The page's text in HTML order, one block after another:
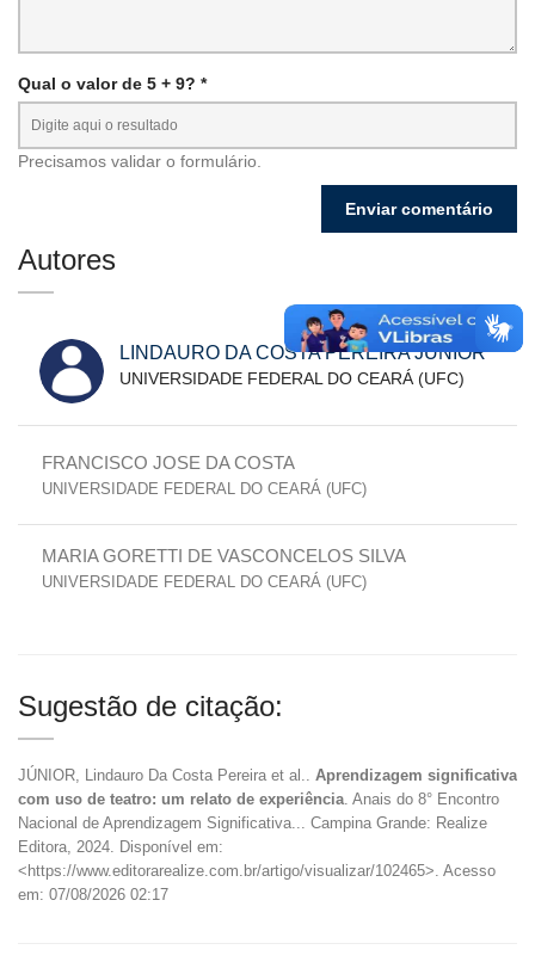
Qual o valor de 5 + 9? *
Precisamos validar o formulário.
Autores
LINDAURO DA COSTA PEREIRA JÚNIOR
UNIVERSIDADE FEDERAL DO CEARÁ (UFC)
FRANCISCO JOSE DA COSTA
UNIVERSIDADE FEDERAL DO CEARÁ (UFC)
MARIA GORETTI DE VASCONCELOS SILVA
UNIVERSIDADE FEDERAL DO CEARÁ (UFC)
Sugestão de citação:
JÚNIOR, Lindauro Da Costa Pereira et al.. Aprendizagem significativa
com uso de teatro: um relato de experiência . Anais do 8° Encontro
Nacional de Aprendizagem Significativa... Campina Grande: Realize
Editora, 2024. Disponível em:
<https://www.editorarealize.com.br/artigo/visualizar/102465>. Acesso
em: 07/08/2026 02:17